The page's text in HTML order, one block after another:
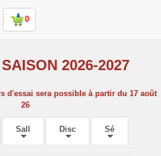
0
2026-2027
d'essai sera possible à partir du 17 août
26
Sall Disc Sé